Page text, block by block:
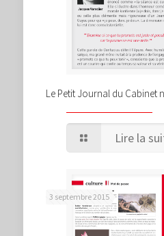
Le Petit Journal du Cabinet
Lire la
3 septembre 2015